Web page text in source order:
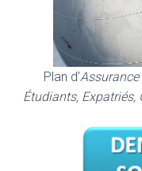
Plan d’Assurance
Étudiants, Expatriés,